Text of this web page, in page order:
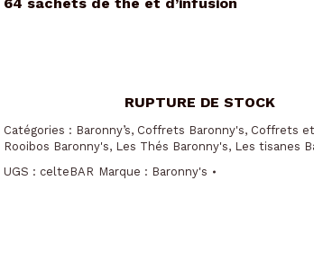
Catégories : Baronny’s, Coffrets Baronny's, Coffrets
Rooibos Baronny's, Les Thés Baronny's, Les tisanes
UGS : celteBAR Marque : Baronny's